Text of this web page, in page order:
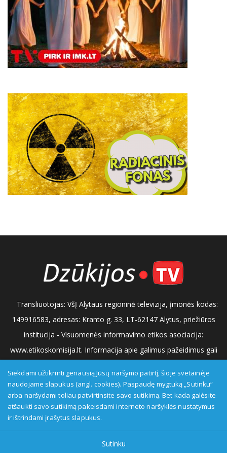
Transliuotojas: VšĮ Alytaus regioninė televizija, įmonės kodas:
149916583, adresas: Kranto g. 33, LT-62147 Alytus, priežiūros
institucija - Visuomenės informavimo etikos asociacija:
www.etikoskomisija.lt. Informacija apie galimus pažeidimus gali
arba Visuomenės informavimo etikos komisijai
(www.etikoskomisija.lt)
Tel/faks: 0 687 05056
Reklama:
0 687 05056
info@dzukijostv.lt
Siekdami užtikrinti geriausią Jūsų naršymo patirtį, šioje svetainėje
naudojame slapukus (angl. cookies). Paspaudę mygtuką „Sutinku“
arba naršydami toliau patvirtinsite savo sutikimą. Bet kada galėsite
atšaukti savo sutikimą pakeisdami interneto naršyklės nustatymus
ir ištrindami įrašytus slapukus.
Sutinku